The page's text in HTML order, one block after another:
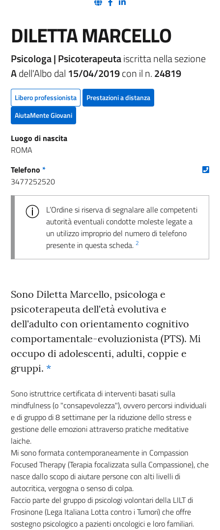
DILETTA MARCELLO
Psicologa | Psicoterapeutaiscritta nella sezione
Adell'Albo dal 15/04/2019con il n.24819
Libero professionista
Prestazioni a distanza
AiutaMente Giovani
Luogo di nascita
ROMA
Telefono *
3477252520
L’Ordine si riserva di segnalare alle competenti
autorità eventuali condotte moleste legate a
un utilizzo improprio del numero di telefono
presente in questa scheda. 2
Sono Diletta Marcello, psicologa e
psicoterapeuta dell'età evolutiva e
dell'adulto con orientamento cognitivo
comportamentale-evoluzionista (PTS). Mi
occupo di adolescenti, adulti, coppie e
gruppi. *
Sono istruttrice certificata di interventi basati sulla
mindfulness (o "consapevolezza"), ovvero percorsi individuali
e di gruppo di 8 settimane per la riduzione dello stress e
gestione delle emozioni attraverso pratiche meditative
laiche.
Mi sono formata contemporaneamente in Compassion
Focused Therapy (Terapia focalizzata sulla Compassione), che
nasce dallo scopo di aiutare persone con alti livelli di
autocritica, vergogna o senso di colpa.
Faccio parte del gruppo di psicologi volontari della LILT di
Frosinone (Lega Italiana Lotta contro i Tumori) che offre
sostegno psicologico a pazienti oncologici e loro familiari.